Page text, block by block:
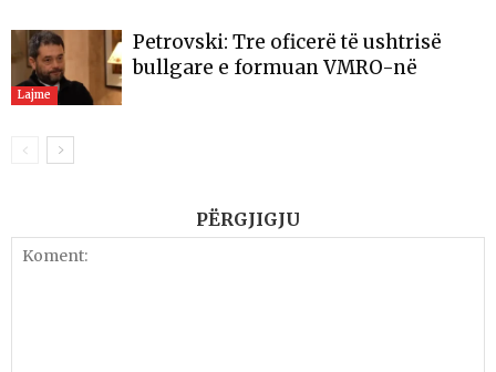
Lajme
Petrovski: Tre oficerë të ushtrisë
bullgare e formuan VMRO-në
PËRGJIGJU